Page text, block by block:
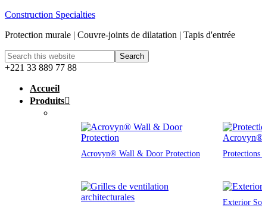
Construction Specialties
Protection murale | Couvre-joints de dilatation | Tapis d'entrée
+221 33 889 77 88
Accueil
Produits
Acrovyn® Wall & Door Protection
Exterior